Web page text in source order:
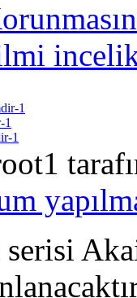
1
1
1
serisi